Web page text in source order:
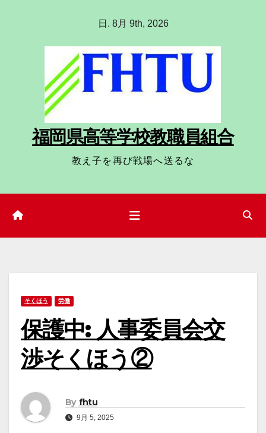
日. 8月 9th, 2026
福岡県高等学校教職員組合
教え子を再び戦場へ送るな
そくほう 労働
保護中: 人事委員会交
渉そくほう②
By fhtu
9月 5, 2025